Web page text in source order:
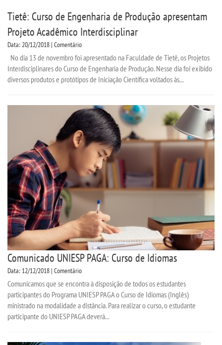
Tietê: Curso de Engenharia de Produção apresentam
Projeto Acadêmico Interdisciplinar
Data: 20/12/2018 | Comentário
No dia 13 de novembro foi apresentado na Faculdade de Tietê, os Projetos
Interdisciplinares do Curso de Engenharia de Produção. Nesse dia foi exibido
diversos produtos e protótipos de Iniciação Científica voltados às...
Comunicado UNIESP PAGA: Curso de Idiomas
Data: 12/12/2018 | Comentário
Comunicamos que se encontra à disposição de todos os estudantes
participantes do Programa UNIESP PAGA o Curso de Idiomas (Inglês)
ministrado na modalidade a distância. Para realizar o curso, o estudante
participante do UNIESP PAGA deverá...